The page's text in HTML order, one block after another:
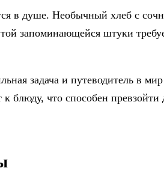
в душе. Необычный хлеб с
запоминающейся штуки
задача и путеводитель в
блюду, что способен